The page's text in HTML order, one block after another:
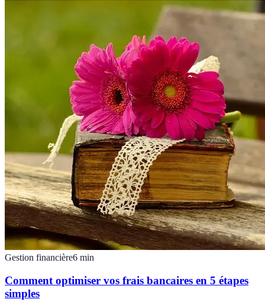
Gestion financière6 min
Comment optimiser vos frais bancaires en 5 étapes
simples